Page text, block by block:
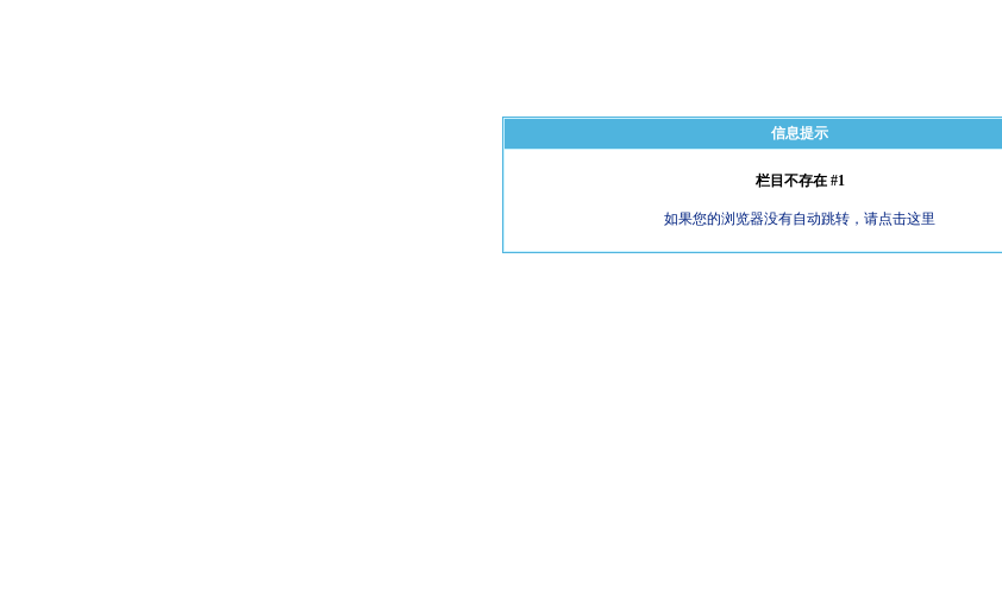
信息提示
栏目不存在 #1
如果您的浏览器没有自动跳转，请点击这里